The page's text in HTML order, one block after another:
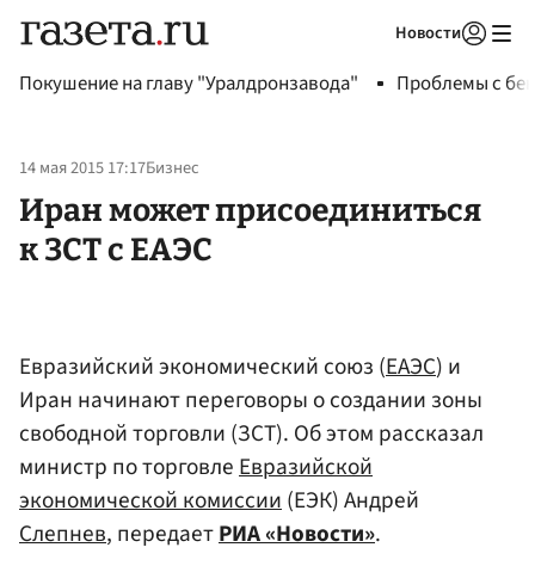
Новости
Покушение на главу "Уралдронзавода" Проблемы с
14 мая 2015 17:17Бизнес
Иран может присоединиться
к ЗСТ с ЕАЭС
Евразийский экономический союз (ЕАЭС) и
Иран начинают переговоры о создании зоны
свободной торговли (ЗСТ). Об этом рассказал
министр по торговлеЕвразийской
экономической комиссии(ЕЭК) Андрей
Слепнев, передаетРИА «Новости».